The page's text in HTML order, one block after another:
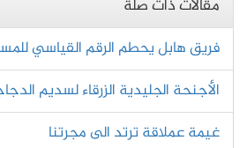
مقالات ذات صلة
فريق هابل يحطم الرقم القياسي
الأجنحة الجليدية الزرقاء لسديم الدجاجة
غيمة عملاقة ترتد الى مجرتنا